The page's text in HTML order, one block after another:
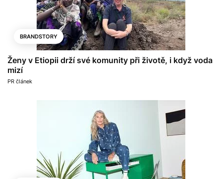
BRANDSTORY
Ženy v Etiopii drží své komunity při životě, i když voda
mizí
PR článek